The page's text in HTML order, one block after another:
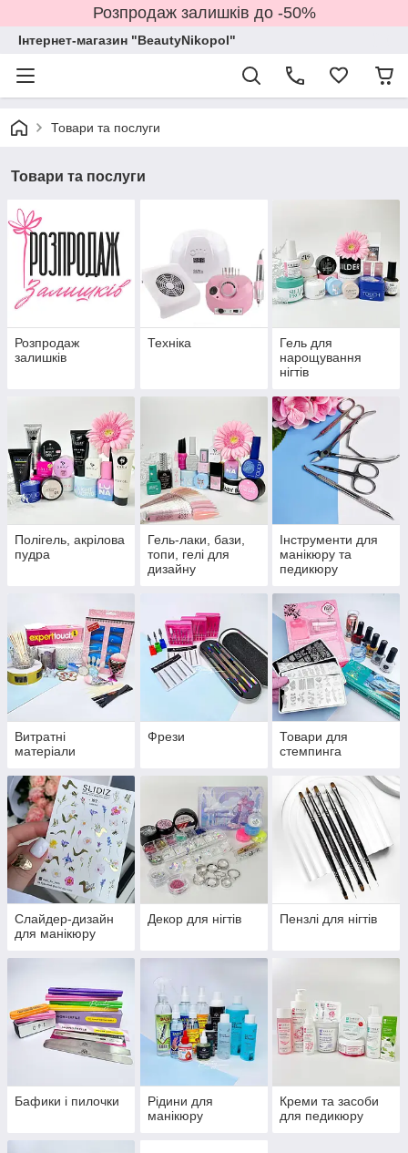
Розпродаж залишків до -50%
Інтернет-магазин "BeautyNikopol"
Товари та послуги
Товари та послуги
Розпродаж
залишків
Техніка
Гель для
нарощування
нігтів
Полігель, акрілова
пудра
Гель-лаки, бази,
топи, гелі для
дизайну
Інструменти для
манікюру та
педикюру
Витратні
матеріали
Фрези
Товари для
стемпинга
Слайдер-дизайн
для манікюру
Декор для нігтів Пензлі для нігтів
Бафики і пилочки
Рідини для
манікюру
Креми та засоби
для педикюру